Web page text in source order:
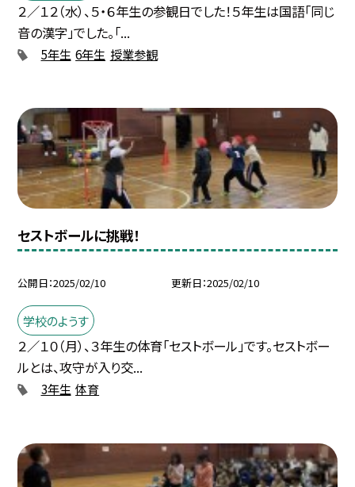
２／１２（水）、５・６年生の参観日でした！５年生は国語「同じ
音の漢字」でした。「...
5年生 6年生 授業参観
セストボールに挑戦！
公開日 2025/02/10 更新日 2025/02/10
学校のようす
２／１０（月）、３年生の体育「セストボール」です。セストボー
ルとは、攻守が入り交...
3年生 体育